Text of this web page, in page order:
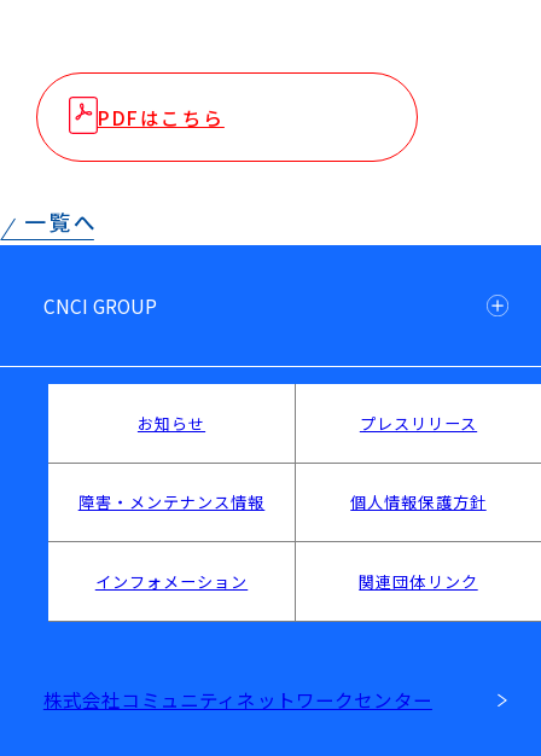
PDFはこちら
CNCI GROUP
お知らせ プレスリリース
障害・メンテナンス情報 個人情報保護方針
インフォメーション 関連団体リンク
株式会社コミュニティネットワークセンター